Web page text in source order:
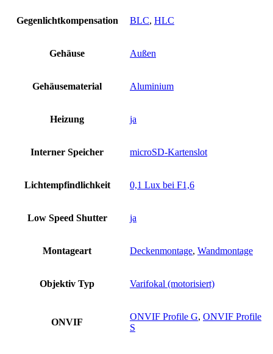
Gegenlichtkompensation BLC, HLC
Gehäuse Außen
Gehäusematerial Aluminium
Heizung ja
Interner Speicher microSD-Kartenslot
Lichtempfindlichkeit 0,1 Lux bei F1,6
Low Speed Shutter ja
Montageart Deckenmontage, Wandmontage
Objektiv Typ Varifokal (motorisiert)
ONVIF
ONVIF Profile G, ONVIF Profile
S